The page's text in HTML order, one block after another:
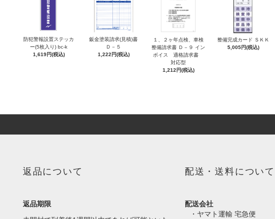
防犯警報設置ステッカ
ー(5枚入り) bc-k
1,619円(税込)
鈑金塗装請求(見積)書
Ｄ－５
1,222円(税込)
１、２ヶ年点検、車検
整備請求書 Ｄ－９ イン
ボイス 適格請求書
対応型
1,212円(税込)
整備完成カード ＳＫＫ
5,005円(税込)
返品について
返品期限
配送・送料について
配送会社
・ヤマト運輸 宅急便